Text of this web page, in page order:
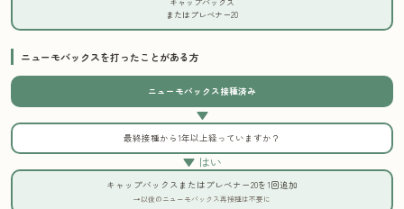
またはプレベナー20
ニューモバックスを打ったことがある方
ニューモバックス接種済み
▼
最終接種から1年以上経っていますか？
▼ はい
キャップバックスまたはプレベナー20を1回追加
→以後のニューモバックス再接種は不要に